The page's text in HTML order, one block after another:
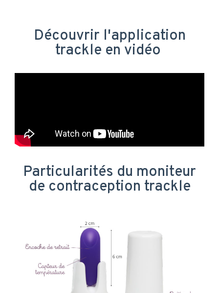
Découvrir l'application
trackle en vidéo
Particularités du moniteur
de contraception trackle